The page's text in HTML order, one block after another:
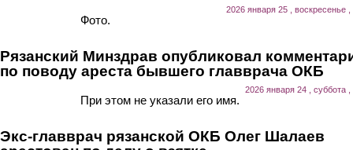
2026 января 25 , воскресенье ,
Фото.
Рязанский Минздрав опубликовал
по поводу ареста бывшего главврача ОКБ
2026 января 24 , суббота ,
При этом не указали его имя.
Экс-главврач рязанской ОКБ Олег Шалаев